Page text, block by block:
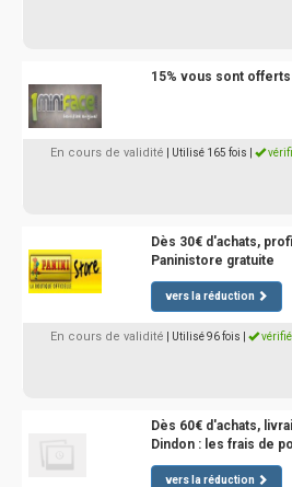
15% vous sont offerts
En cours de validité | Utilisé 165 fois
Dès 30€ d'achats,
Paninistore gratuite
vers la réduction
En cours de validité | Utilisé 96 fois vérifié
Dès 60€ d'achats,
Dindon : les frais de
vers la réduction